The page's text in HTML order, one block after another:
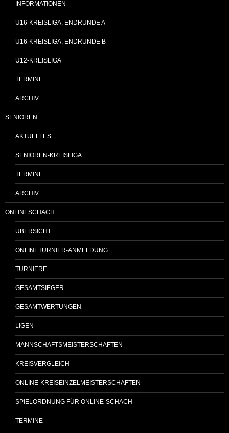
INFORMATIONEN
U16-KREISLIGA, ENDRUNDE A
U16-KREISLIGA, ENDRUNDE B
U12-KREISLIGA
TERMINE
ARCHIV
SENIOREN
AKTUELLES
SENIOREN-KREISLIGA
TERMINE
ARCHIV
ONLINESCHACH
ÜBERSICHT
ONLINETURNIER-ANMELDUNG
TURNIERE
GESAMTSIEGER
GESAMTWERTUNGEN
LIGEN
MANNSCHAFTSMEISTERSCHAFTEN
KREISVERGLEICH
ONLINE-KREISEINZELMEISTERSCHAFTEN
SPIELORDNUNG FÜR ONLINE-SCHACH
TERMINE